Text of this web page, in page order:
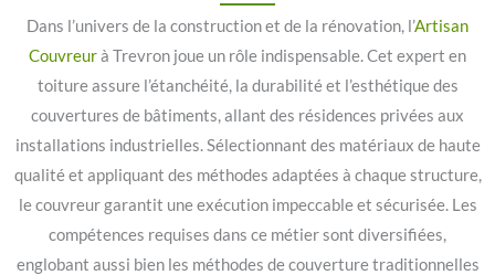
Dans l’univers de la construction et de la rénovation, l’Artisan
Couvreurà Trevron joue un rôle indispensable. Cet expert en
toiture assure l’étanchéité, la durabilité et l’esthétique des
couvertures de bâtiments, allant des résidences privées aux
installations industrielles. Sélectionnant des matériaux de haute
qualité et appliquant des méthodes adaptées à chaque structure,
le couvreur garantit une exécution impeccable et sécurisée. Les
compétences requises dans ce métier sont diversifiées,
englobant aussi bien les méthodes de couverture traditionnelles